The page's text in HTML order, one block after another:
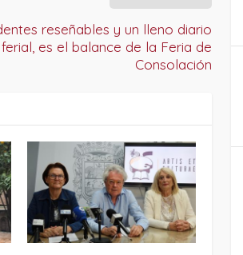
reseñables y un lleno diario
es el balance de la Feria de
Consolación